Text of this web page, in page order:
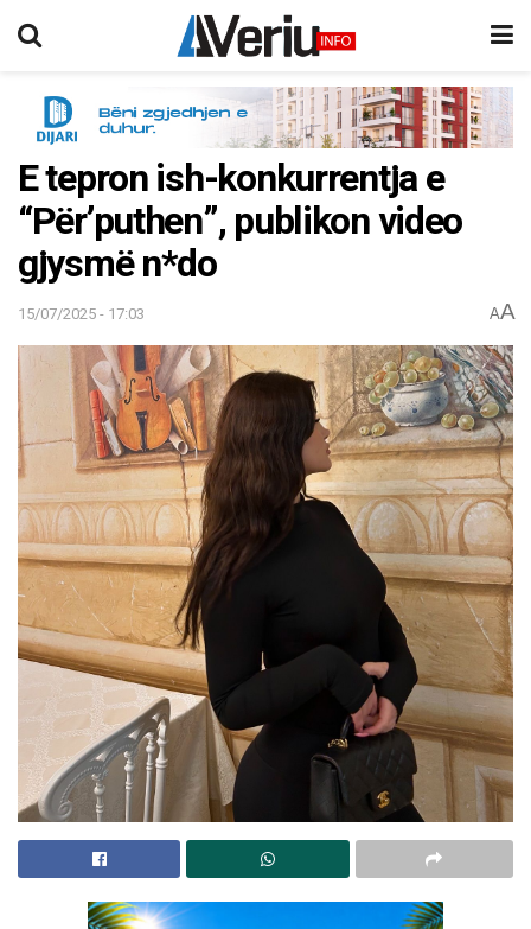
E tepron ish-konkurrentja e
“Për’puthen”, publikon video
gjysmë n*do
15/07/2025 - 17:03 AA